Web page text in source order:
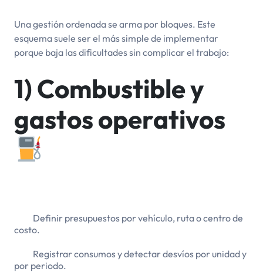
Una gestión ordenada se arma por bloques. Este
esquema suele ser el más simple de implementar
porque baja las dificultades sin complicar el trabajo:
1) Combustible y
gastos operativos
Definir presupuestos por vehículo, ruta o centro de
costo.
Registrar consumos y detectar desvíos por unidad y
por periodo.